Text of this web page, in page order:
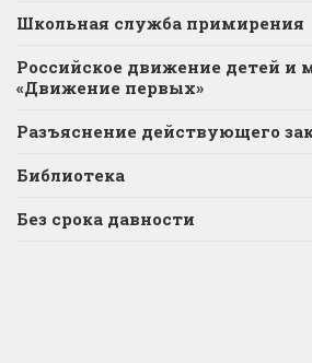
Школьная служба примирения
Российское движение детей и
«Движение первых»
Разъяснение действующего
Библиотека
Без срока давности